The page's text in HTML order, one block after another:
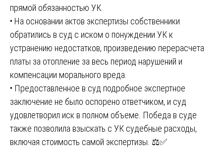
прямой обязанностью УК.
• На основании актов экспертизы собственники
обратились в суд с иском о понуждении УК к
устранению недостатков, произведению перерасчета
платы за отопление за весь период нарушений и
компенсации морального вреда.
• Предоставленное в суд подробное экспертное
заключение не было оспорено ответчиком, и суд
удовлетворил иск в полном объеме. Победа в суде
также позволила взыскать с УК судебные расходы,
включая стоимость самой экспертизы. ⚖️✅